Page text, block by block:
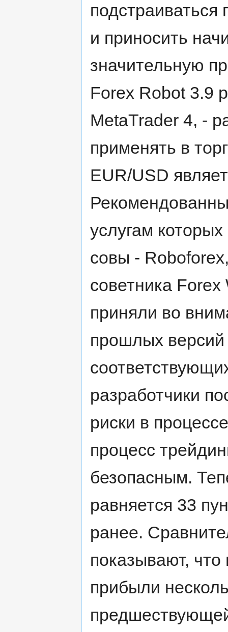
и приносить
значительную
Forex Robot 3.9
MetaTrader 4, -
применять в
EUR/USD
услугам
совы -
советника
приняли во
прошлых
разработчики
риски в
процесс
безопасным.
равняется 33
ранее.
показывают,
прибыли